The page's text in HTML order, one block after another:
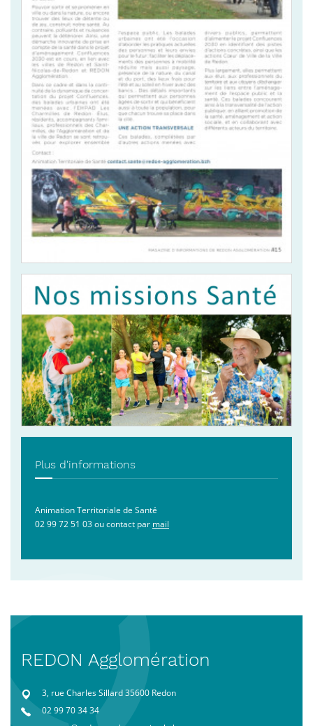
Plus d'informations
Animation Territoriale de Santé
02 99 72 51 03 ou contact par mail
REDON Agglomération
3, rue Charles Sillard 35600 Redon
02 99 70 34 34